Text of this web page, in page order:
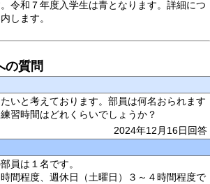
令和７年度入学生は青となります。詳細につ
します。
の質問
いと考えております。部員は何名おられます
習時間はどれくらいでしょうか？
2024年12月16日回答
員は１名です。
間程度、週休日（土曜日）３～４時間程度で